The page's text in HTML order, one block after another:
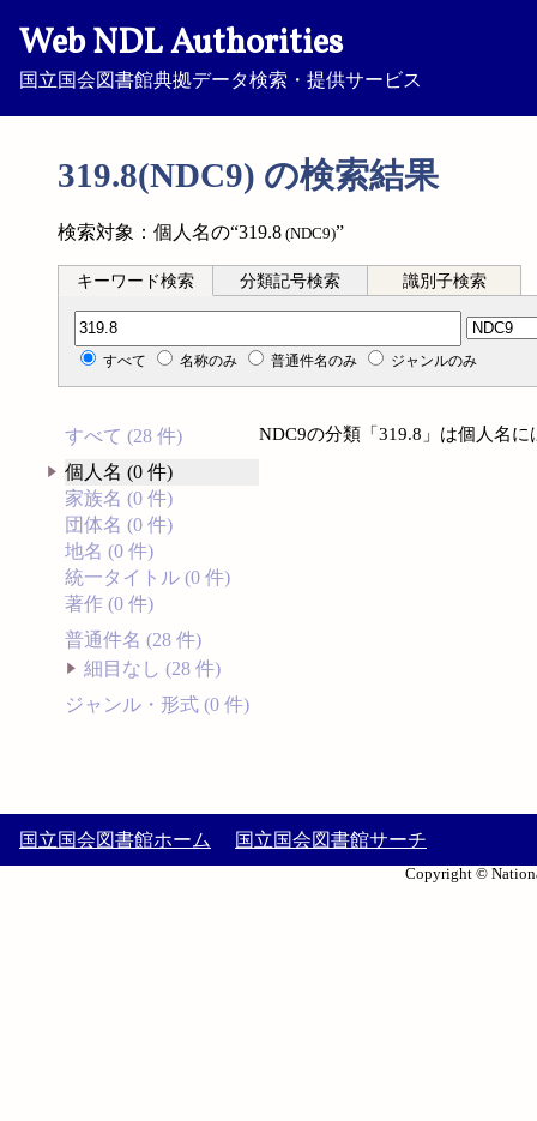
Web NDL Authorities
国立国会図書館典拠データ検索・提供サービス
319.8(NDC9) の検索結果
検索対象：個人名の“319.8 (NDC9)”
キーワード検索 分類記号検索 識別子検索
分類記号検索
すべて 名称のみ 普通件名のみ ジャンルのみ
すべて (28 件)
個人名 (0 件)
家族名 (0 件)
団体名 (0 件)
地名 (0 件)
統一タイトル (0 件)
著作 (0 件)
普通件名 (28 件)
細目なし (28 件)
ジャンル・形式 (0 件)
NDC9の分類「319.8」は個人名
国立国会図書館ホーム 国立国会図書館サーチ
Copyright ©